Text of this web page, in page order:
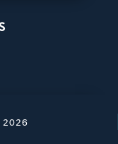
2026